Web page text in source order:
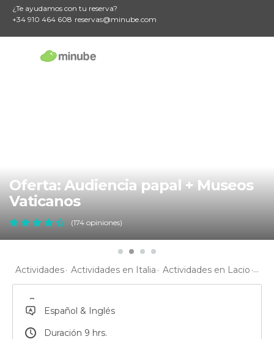
¿Te ayudamos con tu reserva?
+34 910 464 608 reservas@minube.com
Oferta: Audiencia papal + Museos
Vaticanos
(174 opiniones)
Actividades Actividades en Italia Actividades en Lacio
Español & Inglés
Duración 9 hrs.